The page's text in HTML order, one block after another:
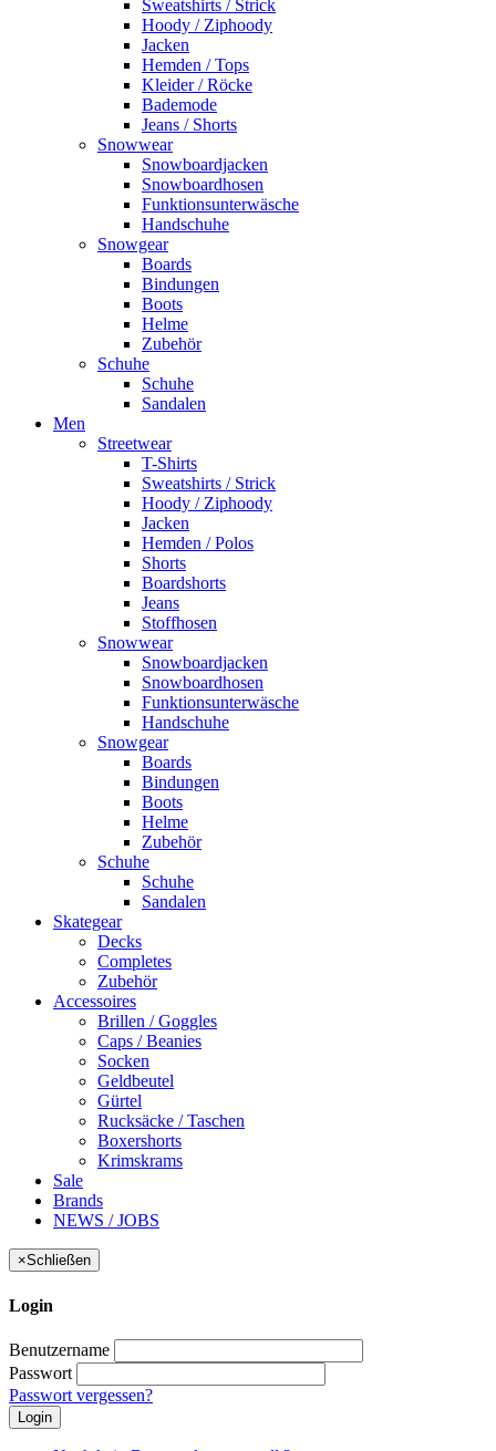
Sweatshirts / Strick
Hoody / Ziphoody
Jacken
Hemden / Tops
Kleider / Röcke
Bademode
Jeans / Shorts
Snowwear
Snowboardjacken
Snowboardhosen
Funktionsunterwäsche
Handschuhe
Snowgear
Boards
Bindungen
Boots
Helme
Zubehör
Schuhe
Schuhe
Sandalen
Men
Streetwear
T-Shirts
Sweatshirts / Strick
Hoody / Ziphoody
Jacken
Hemden / Polos
Shorts
Boardshorts
Jeans
Stoffhosen
Snowwear
Snowboardjacken
Snowboardhosen
Funktionsunterwäsche
Handschuhe
Snowgear
Boards
Bindungen
Boots
Helme
Zubehör
Schuhe
Schuhe
Sandalen
Skategear
Decks
Completes
Zubehör
Accessoires
Brillen / Goggles
Caps / Beanies
Socken
Geldbeutel
Gürtel
Rucksäcke / Taschen
Boxershorts
Krimskrams
Sale
Brands
NEWS / JOBS
×Schließen
Login
Benutzername
Passwort
Passwort vergessen?
Login